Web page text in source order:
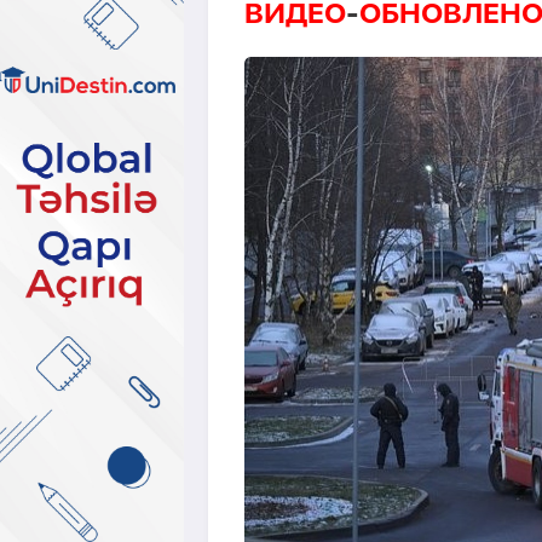
ВИДЕО-ОБНОВЛЕНО